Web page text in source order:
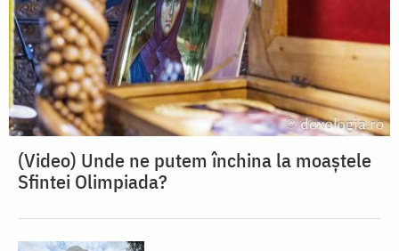
(Video) Unde ne putem închina la moaștele
Sfintei Olimpiada?